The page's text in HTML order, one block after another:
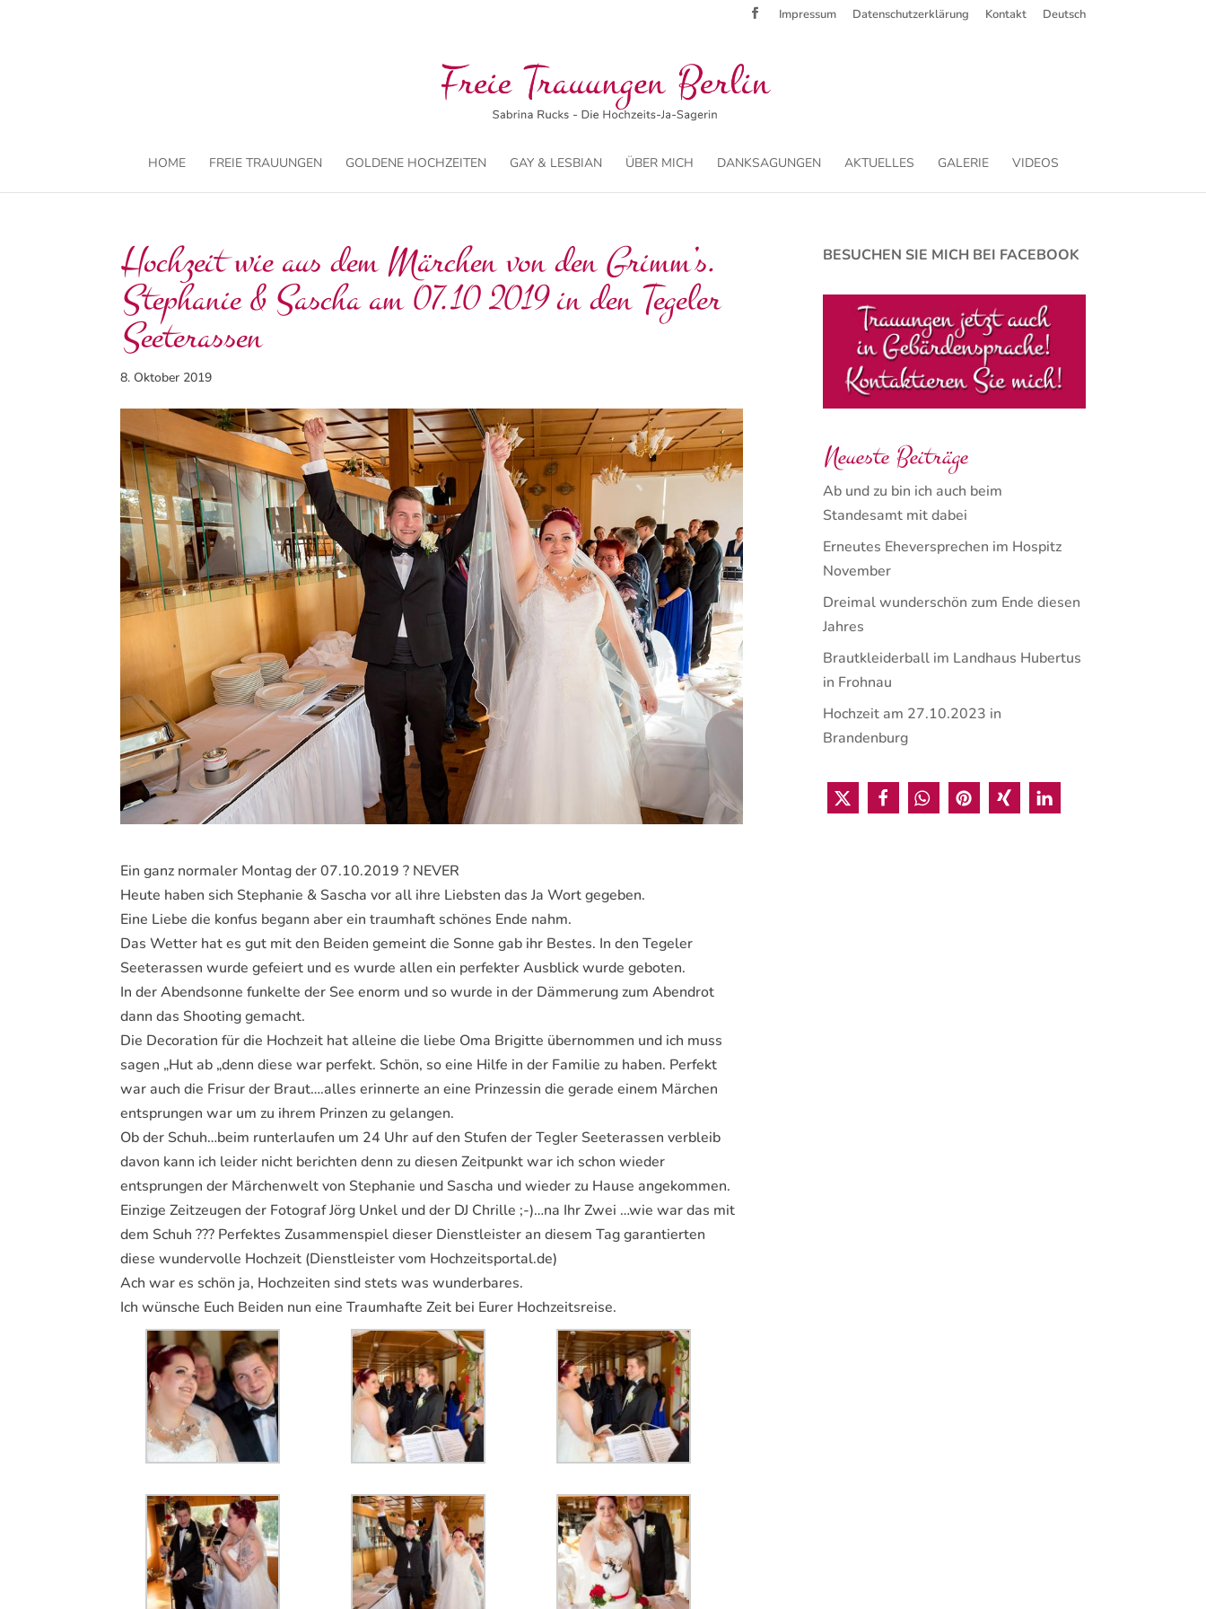
Impressum Datenschutzerklärung Kontakt Deutsch
HOME FREIE TRAUUNGEN GOLDENE HOCHZEITEN GAY & LESBIAN ÜBER MICH DANKSAGUNGEN AKTUELLES GALERIE VIDEOS
Hochzeit wie aus dem Märchen von den Grimm’s.
Stephanie & Sascha am 07.10 2019 in den Tegeler
Seeterassen
8. Oktober 2019
Ein ganz normaler Montag der 07.10.2019 ? NEVER
Heute haben sich Stephanie & Sascha vor all ihre Liebsten das Ja Wort gegeben.
Eine Liebe die konfus begann aber ein traumhaft schönes Ende nahm.
Das Wetter hat es gut mit den Beiden gemeint die Sonne gab ihr Bestes. In den Tegeler
Seeterassen wurde gefeiert und es wurde allen ein perfekter Ausblick wurde geboten.
In der Abendsonne funkelte der See enorm und so wurde in der Dämmerung zum Abendrot
dann das Shooting gemacht.
Die Decoration für die Hochzeit hat alleine die liebe Oma Brigitte übernommen und ich muss
sagen „Hut ab „denn diese war perfekt. Schön, so eine Hilfe in der Familie zu haben. Perfekt
war auch die Frisur der Braut….alles erinnerte an eine Prinzessin die gerade einem Märchen
entsprungen war um zu ihrem Prinzen zu gelangen.
Ob der Schuh…beim runterlaufen um 24 Uhr auf den Stufen der Tegler Seeterassen verbleib
davon kann ich leider nicht berichten denn zu diesen Zeitpunkt war ich schon wieder
entsprungen der Märchenwelt von Stephanie und Sascha und wieder zu Hause angekommen.
Einzige Zeitzeugen der Fotograf Jörg Unkel und der DJ Chrille ;-)…na Ihr Zwei …wie war das mit
dem Schuh ??? Perfektes Zusammenspiel dieser Dienstleister an diesem Tag garantierten
diese wundervolle Hochzeit (Dienstleister vom Hochzeitsportal.de)
Ach war es schön ja, Hochzeiten sind stets was wunderbares.
Ich wünsche Euch Beiden nun eine Traumhafte Zeit bei Eurer Hochzeitsreise.
BESUCHEN SIE MICH BEI FACEBOOK
Neueste Beiträge
Ab und zu bin ich auch beim
Standesamt mit dabei
Erneutes Eheversprechen im Hospitz
November
Dreimal wunderschön zum Ende diesen
Jahres
Brautkleiderball im Landhaus Hubertus
in Frohnau
Hochzeit am 27.10.2023 in
Brandenburg